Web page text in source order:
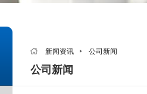
新闻资讯 公司新闻
公司新闻